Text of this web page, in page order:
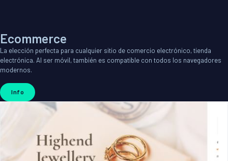
Ecommerce
La elección perfecta para cualquier sitio de comercio electrónico, tienda
electrónica. Al ser móvil, también es compatible con todos los navegadores
modernos.
Info